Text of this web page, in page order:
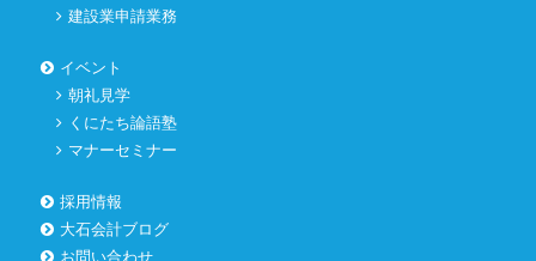
建設業申請業務
イベント
朝礼見学
くにたち論語塾
マナーセミナー
採用情報
大石会計ブログ
お問い合わせ